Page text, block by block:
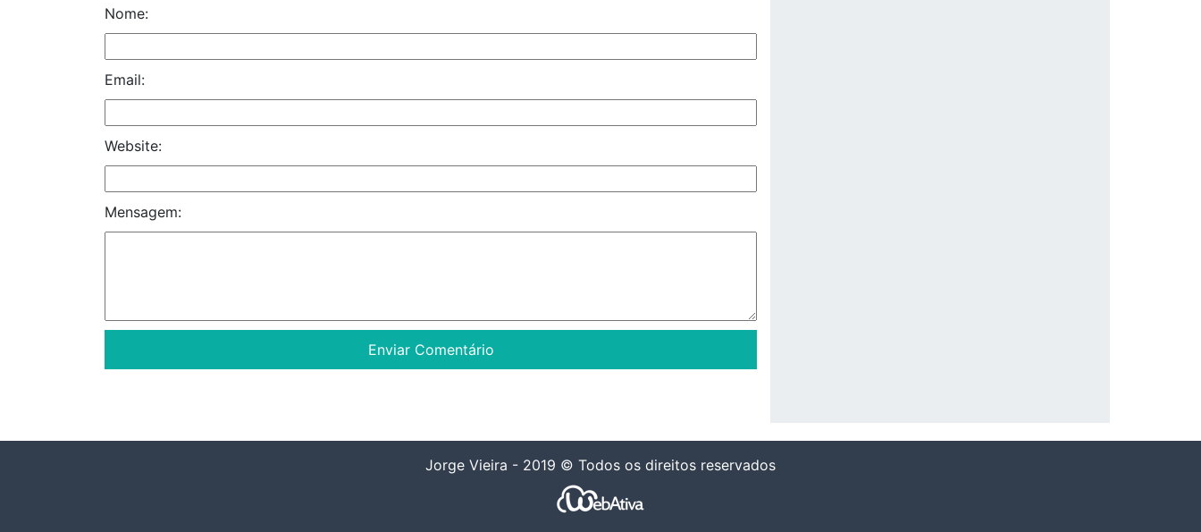
Nome:
Email:
Website:
Mensagem:
Jorge Vieira - 2019 © Todos os direitos reservados